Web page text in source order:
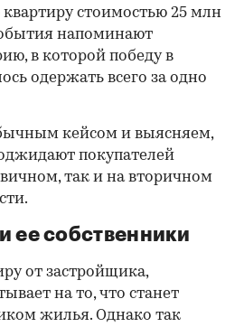
стоимостью 25 млн
напоминают
в которой победу в
одержать всего за одно
кейсом и выясняем,
покупателей
так и на вторичном
ее собственники
от застройщика,
на то, что станет
жилья. Однако так